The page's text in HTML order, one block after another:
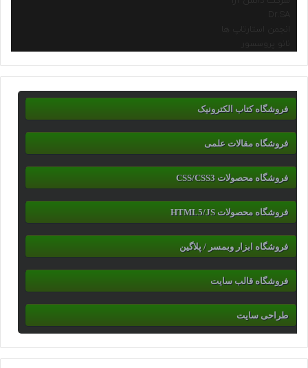
انجمن استارتاپ ها
نانو پروسسور
فروشگاه کتاب الکترونیک
فروشگاه مقالات علمی
فروشگاه محصولات CSS/CSS3
فروشگاه محصولات HTML5/JS
فروشگاه ابزار وبمسر / پلاگین
فروشگاه قالب سایت
طراحی سایت